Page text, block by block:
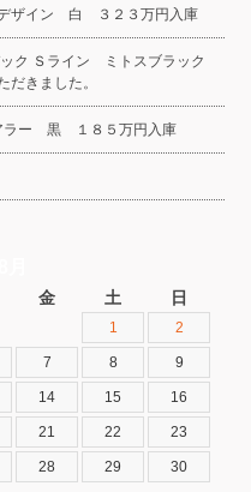
デザイン 白 ３２３万円入庫
ク Ｓライン ミトスブラック
きました。
ラー 黒 １８５万円入庫
金 土 日
1 2
7 8 9
14 15 16
21 22 23
28 29 30